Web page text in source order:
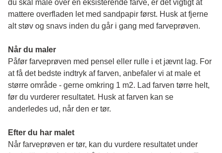
du skal male over en eksisterende farve, er det vigtigt at
mattere overfladen let med sandpapir først. Husk at fjerne
alt støv og snavs inden du går i gang med farveprøven.
Når du maler
Påfør farveprøven med pensel eller rulle i et jævnt lag. For
at få det bedste indtryk af farven, anbefaler vi at male et
større område - gerne omkring 1 m2. Lad farven tørre helt,
før du vurderer resultatet. Husk at farven kan se
anderledes ud, når den er tør.
Efter du har malet
Når farveprøven er tør, kan du vurdere resultatet under